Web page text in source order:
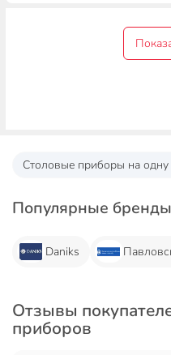
Столовые приборы на одну
Популярные бренды
Daniks
Отзывы
приборов